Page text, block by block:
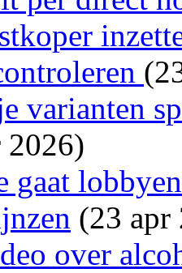
varianten
2026)
gaat
(23 apr
over